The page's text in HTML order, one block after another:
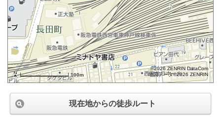
100m
©2026 ZENRIN DataCom
地図データ©2026 ZENRIN
現在地からの徒歩ルート